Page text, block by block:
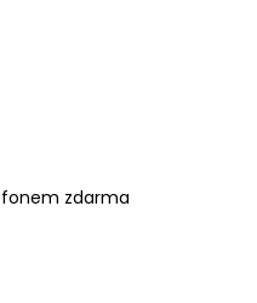
zdarma